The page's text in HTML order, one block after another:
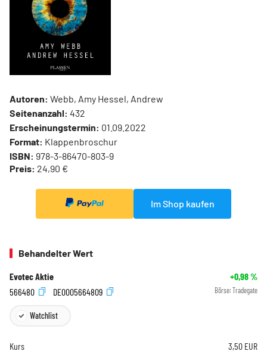
Autoren: Webb, Amy Hessel, Andrew
Seitenanzahl: 432
Erscheinungstermin: 01.09.2022
Format: Klappenbroschur
ISBN: 978-3-86470-803-9
Preis: 24,90 €
Im Shop kaufen
Behandelter Wert
Evotec Aktie +0,98%
566480
DE0005664809 Börse: Tradegate
Watchlist
Kurs 3,50 EUR